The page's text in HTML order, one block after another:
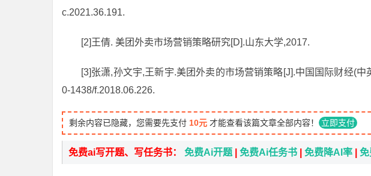
c.2021.36.191.
[2]王倩. 美团外卖市场营销策略研究[D].山东大学,2017.
[3]张潇,孙文宇,王新宇.美团外卖的市场营销策略[J].中国国际财经(
0-1438/f.2018.06.226.
剩余内容已隐藏，您需要先支付 10元 才能查看该篇文章全部内容！ 立即支付
免费ai写开题、写任务书： 免费Ai开题 免费Ai任务书 免费降AI率 免